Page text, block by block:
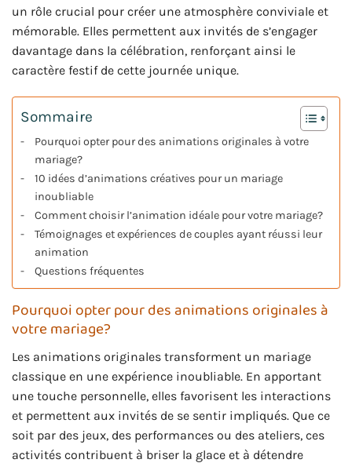
un rôle crucial pour créer une atmosphère conviviale et
mémorable. Elles permettent aux invités de s’engager
davantage dans la célébration, renforçant ainsi le
caractère festif de cette journée unique.
Sommaire
Pourquoi opter pour des animations originales à votre
mariage?
10 idées d’animations créatives pour un mariage
inoubliable
Comment choisir l’animation idéale pour votre mariage?
Témoignages et expériences de couples ayant réussi leur
animation
Questions fréquentes
Pourquoi opter pour des animations originales à
votre mariage?
Les animations originales transforment un mariage
classique en une expérience inoubliable. En apportant
une touche personnelle, elles favorisent les interactions
et permettent aux invités de se sentir impliqués. Que ce
soit par des jeux, des performances ou des ateliers, ces
activités contribuent à briser la glace et à détendre